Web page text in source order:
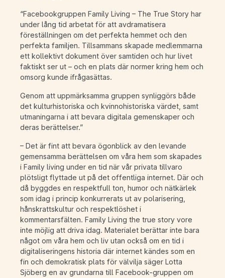
“Facebookgruppen Family Living – The True Story har
under lång tid arbetat för att avdramatisera
föreställningen om det perfekta hemmet och den
perfekta familjen. Tillsammans skapade medlemmarna
ett kollektivt dokument över samtiden och hur livet
faktiskt ser ut – och en plats där normer kring hem och
omsorg kunde ifrågasättas.
Genom att uppmärksamma gruppen synliggörs både
det kulturhistoriska och kvinnohistoriska värdet, samt
utmaningarna i att bevara digitala gemenskaper och
deras berättelser.”
– Det är fint att bevara ögonblick av den levande
gemensamma berättelsen om våra hem som skapades
i Family living under en tid när vår privata tillvaro
plötsligt flyttade ut på det offentliga internet. Där och
då byggdes en respektfull ton, humor och nätkärlek
som idag i princip konkurrerats ut av polarisering,
hånskrattskultur och respektlöshet i
kommentarsfälten. Family Living the true story vore
inte möjlig att driva idag. Materialet berättar inte bara
något om våra hem och liv utan också om en tid i
digitaliseringens historia där internet kändes som en
fin och demokratisk plats för välvilja säger Lotta
Sjöberg en av grundarna till Facebook-gruppen om